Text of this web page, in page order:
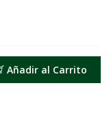
Añadir al Carrito